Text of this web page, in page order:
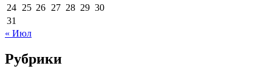
24 25 26 27 28 29 30
31
« Июл
Рубрики